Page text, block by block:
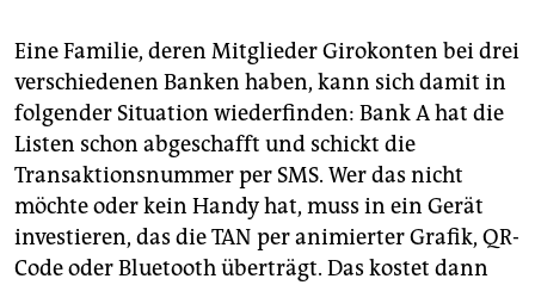
Eine Familie, deren Mitglieder Girokonten bei drei
verschiedenen Banken haben, kann sich damit in
folgender Situation wiederfinden: Bank A hat die
Listen schon abgeschafft und schickt die
Transaktionsnummer per SMS. Wer das nicht
möchte oder kein Handy hat, muss in ein Gerät
investieren, das die TAN per animierter Grafik, QR-
Code oder Bluetooth überträgt. Das kostet dann